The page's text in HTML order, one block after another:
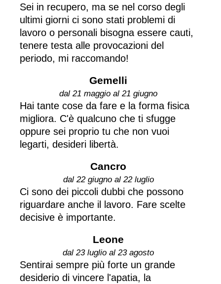
Sei in recupero, ma se nel corso degli
ultimi giorni ci sono stati problemi di
lavoro o personali bisogna essere cauti,
tenere testa alle provocazioni del
periodo, mi raccomando!
Gemelli
dal 21 maggio al 21 giugno
Hai tante cose da fare e la forma fisica
migliora. C'è qualcuno che ti sfugge
oppure sei proprio tu che non vuoi
legarti, desideri libertà.
Cancro
dal 22 giugno al 22 luglio
Ci sono dei piccoli dubbi che possono
riguardare anche il lavoro. Fare scelte
decisive è importante.
Leone
dal 23 luglio al 23 agosto
Sentirai sempre più forte un grande
desiderio di vincere l'apatia, la